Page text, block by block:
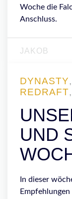
Woche die
Anschluss.
JAKOB
DYNASTY,
REDRAFT,
UND
In dieser